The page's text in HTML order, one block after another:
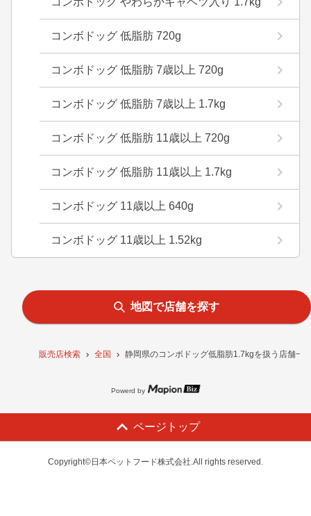
販売店検索 全国 静岡県のコンボドッグ低脂肪1.7kgを扱う店舗一
コンボドッグ 低脂肪 720g
コンボドッグ 低脂肪 7歳以上 720g
コンボドッグ 低脂肪 7歳以上 1.7kg
コンボドッグ 低脂肪 11歳以上 720g
コンボドッグ 低脂肪 11歳以上 1.7kg
コンボドッグ 11歳以上 640g
コンボドッグ 11歳以上 1.52kg
地図で店舗を探す
Powerd by
ページトップ
Copyright©日本ペットフード株式会社.All rights reserved.